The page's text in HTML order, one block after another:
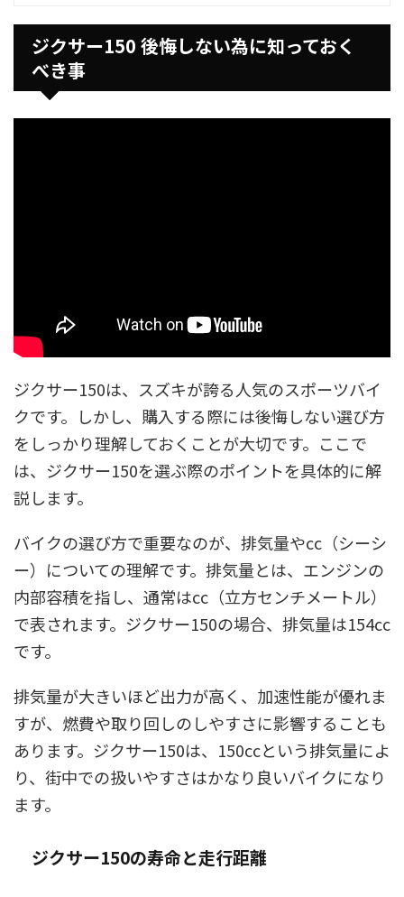
ジクサー150 後悔しない為に知っておく
べき事
ジクサー150は、スズキが誇る人気のスポーツバイ
クです。しかし、購入する際には後悔しない選び方
をしっかり理解しておくことが大切です。ここで
は、ジクサー150を選ぶ際のポイントを具体的に解
説します。
バイクの選び方で重要なのが、排気量やcc（シーシ
ー）についての理解です。排気量とは、エンジンの
内部容積を指し、通常はcc（立方センチメートル）
で表されます。ジクサー150の場合、排気量は154cc
です。
排気量が大きいほど出力が高く、加速性能が優れま
すが、燃費や取り回しのしやすさに影響することも
あります。ジクサー150は、150ccという排気量によ
り、街中での扱いやすさはかなり良いバイクになり
ます。
ジクサー150の寿命と走行距離